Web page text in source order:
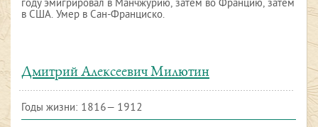
году эмигрировал в Манчжурию, затем во Францию, затем
в США. Умер в Сан-Франциско.
Дмитрий Алексеевич Милютин
Годы жизни: 1816— 1912